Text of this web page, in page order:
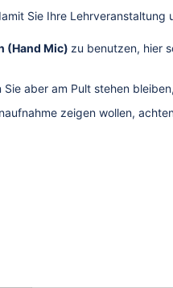
Sie Ihre Lehrveranstaltung
(Hand Mic) zu benutzen, hier
aber am Pult stehen
zeigen wollen,